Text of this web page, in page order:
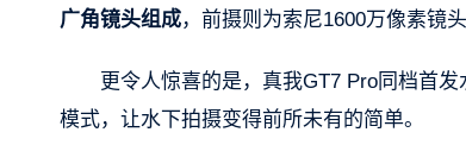
广角镜头组成，前摄则为索尼1600万像素镜
更令人惊喜的是，真我GT7 Pro同档首
模式，让水下拍摄变得前所未有的简单。